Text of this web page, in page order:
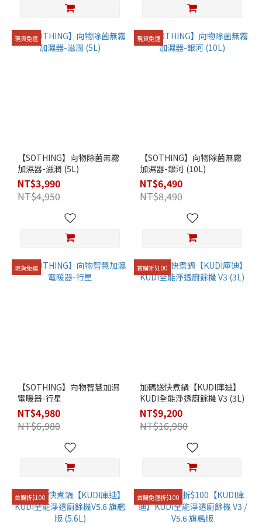
現貨免運
【SOTHING】向物除菌無霧
加濕器-滋潤 (5L)
NT$3,990
NT$4,950
現貨免運
【SOTHING】向物除菌無霧
加濕器-銀河 (10L)
NT$6,490
NT$8,490
現貨免運
【SOTHING】向物智慧加濕
電暖器-行星
NT$4,980
NT$6,980
首購折$100
加碼送快煮鍋【KUDI庫迪】
KUDI全能淨透廚餘機 V3 (3L)
NT$9,200
NT$16,980
首購折$100 首購免運折$100